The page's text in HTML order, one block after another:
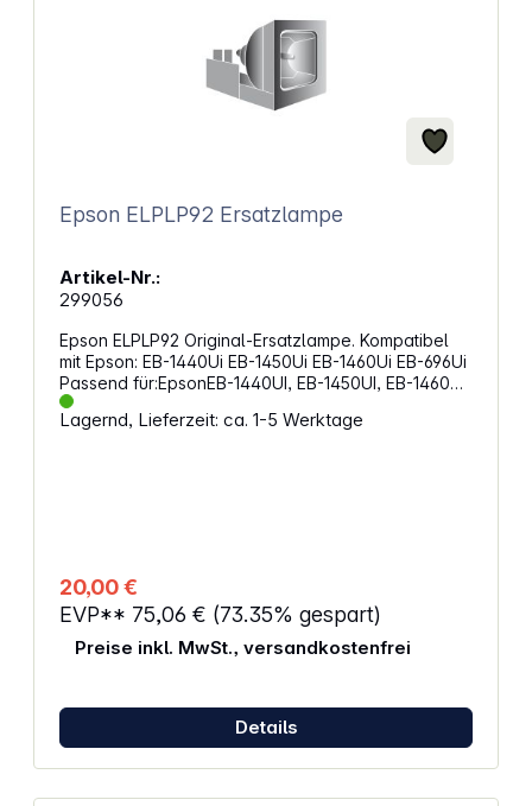
Epson ELPLP92 Ersatzlampe
Artikel-Nr.:
299056
Epson ELPLP92 Original-Ersatzlampe. Kompatibel
mit Epson: EB-1440Ui EB-1450Ui EB-1460Ui EB-696Ui
Passend für:EpsonEB-1440UI, EB-1450UI, EB-1460UI,
EB-696UI
Lagernd, Lieferzeit: ca. 1-5 Werktage
20,00 €
EVP** 75,06 € (73.35% gespart)
Preise inkl. MwSt., versandkostenfrei
Details